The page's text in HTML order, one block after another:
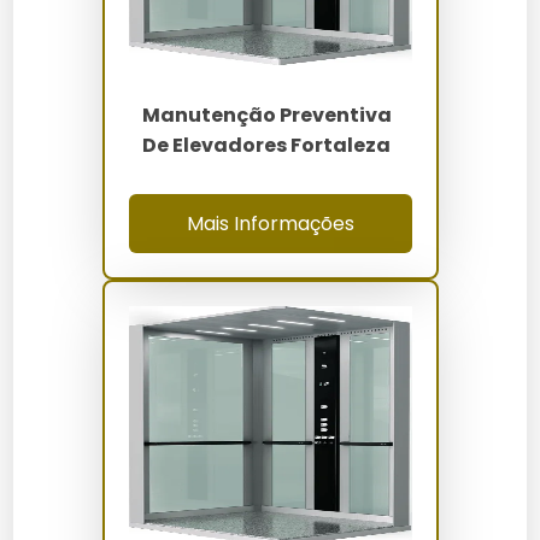
Elevadores Monta-Carga vs
Alternativas
Tipo Vantagens Desvantagens
Alta
Custo inicial
elevado
Guincho Manual
Baixo custo,
fácil instalação
limitada, mais
lento
Esteira
Automação
fácil
Manutenção
Perguntas Frequentes sobre
Manutenção de Elevadores
Manutenção Preventiva
De Elevadores Fortaleza
Mais Informações